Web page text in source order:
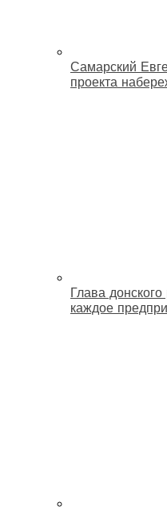
Самарский
проекта
Глава
каждое